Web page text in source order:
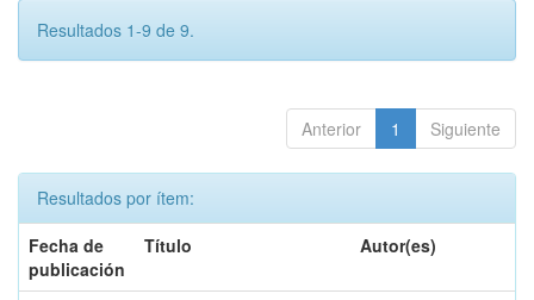
Resultados 1-9 de 9.
Anterior 1 Siguiente
Resultados por ítem:
Fecha de
publicación
Título Autor(es)